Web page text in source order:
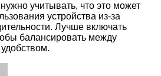
учитывать, что это может
устройства из-за
Лучше включать
балансировать между